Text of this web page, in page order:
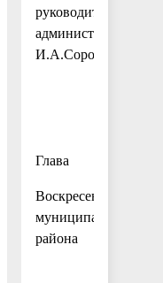
руководителя
администрации
И.А.Сорокина.
Глава
Воскресенского
муниципального
района